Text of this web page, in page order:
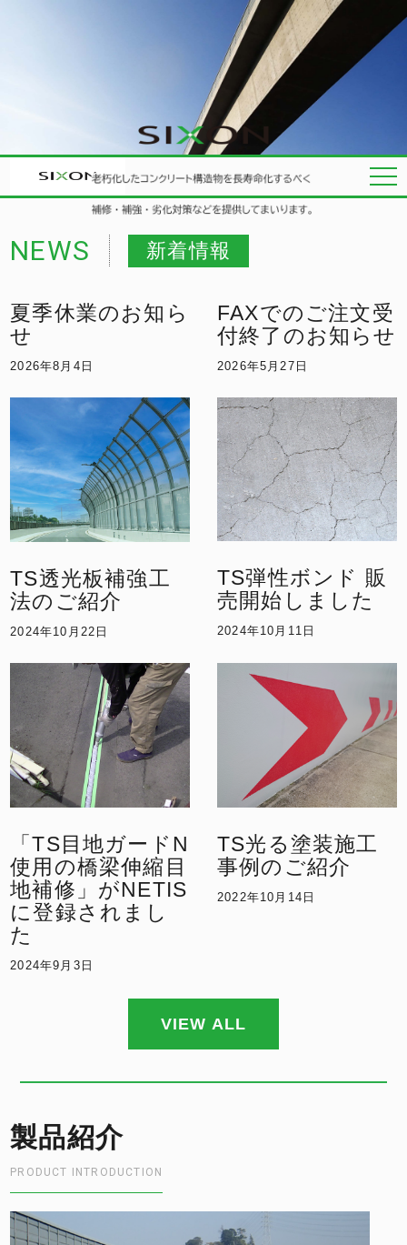
NEWS 新着情報
夏季休業のお知ら
せ
2026年8月4日
FAXでのご注文受
付終了のお知らせ
2026年5月27日
TS透光板補強工
法のご紹介
2024年10月22日
TS弾性ボンド 販
売開始しました
2024年10月11日
「TS目地ガードN
使用の橋梁伸縮目
地補修」がNETIS
に登録されまし
た
2024年9月3日
TS光る塗装施工
事例のご紹介
2022年10月14日
VIEW ALL
製品紹介
PRODUCT INTRODUCTION